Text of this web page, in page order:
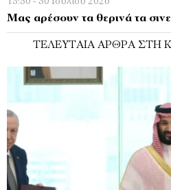
Μας αρέσουν τα θερινά τα
ΤΕΛΕΥΤΑΊΑ ΆΡΘΡΑ ΣΤΗ